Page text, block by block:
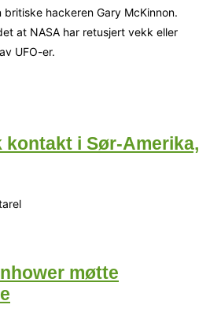
hackeren Gary McKinnon.
at NASA har retusjert vekk eller
UFO-er.
i Sør-Amerika,
møtte